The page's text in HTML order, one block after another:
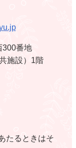
番地
施設）1階
たるときはそ